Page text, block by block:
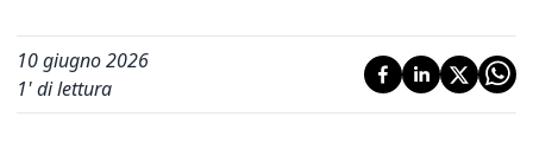
10 giugno 2026
1' di lettura